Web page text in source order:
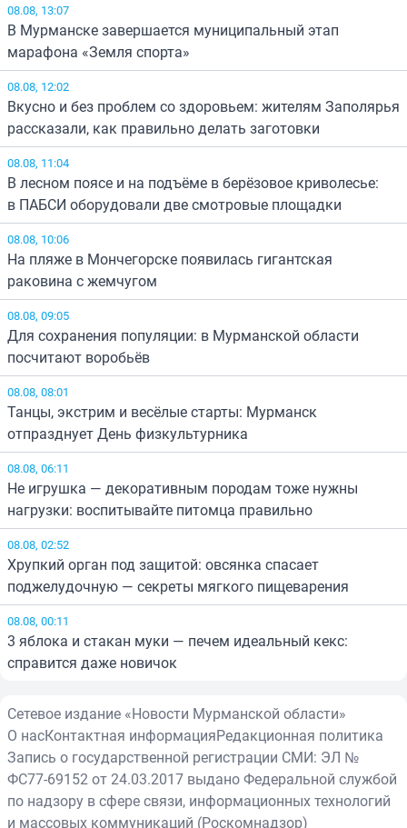
08.08, 13:07
В Мурманске завершается муниципальный этап
марафона «Земля спорта»
08.08, 12:02
Вкусно и без проблем со здоровьем: жителям Заполярья
рассказали, как правильно делать заготовки
08.08, 11:04
В лесном поясе и на подъёме в берёзовое криволесье:
в ПАБСИ оборудовали две смотровые площадки
08.08, 10:06
На пляже в Мончегорске появилась гигантская
раковина с жемчугом
08.08, 09:05
Для сохранения популяции: в Мурманской области
посчитают воробьёв
08.08, 08:01
Танцы, экстрим и весёлые старты: Мурманск
отпразднует День физкультурника
08.08, 06:11
Не игрушка — декоративным породам тоже нужны
нагрузки: воспитывайте питомца правильно
08.08, 02:52
Хрупкий орган под защитой: овсянка спасает
поджелудочную — секреты мягкого пищеварения
08.08, 00:11
3 яблока и стакан муки — печем идеальный кекс:
справится даже новичок
Сетевое издание «Новости Мурманской области»
О насКонтактная информацияРедакционная политика
Запись о государственной регистрации СМИ: ЭЛ №
ФС77-69152 от 24.03.2017 выдано Федеральной службой
по надзору в сфере связи, информационных технологий
и массовых коммуникаций (Роскомнадзор)